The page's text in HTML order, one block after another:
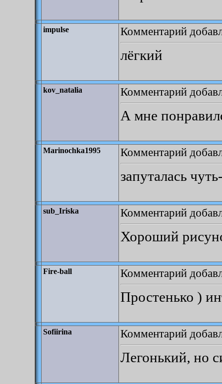
impulse Комментарий
лёгкий
kov_natalia Комментарий
А мне
Marinochka1995 Комментарий
запуталась
sub_Iriska Комментарий
Хороший
Fire-ball Комментарий
Простенько )
Sofiirina Комментарий
Легонький, но